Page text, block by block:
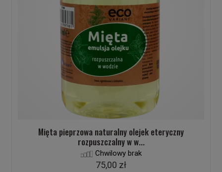
Mięta pieprzowa naturalny olejek eteryczny
rozpuszczalny w w...
Chwilowy brak
75,00 zł